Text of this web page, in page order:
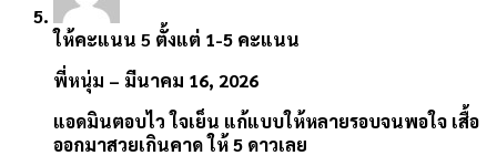
ให้คะแนน 5 ตั้งแต่ 1-5 คะแนน
พี่หนุ่ม – มีนาคม 16, 2026
แอดมินตอบไว ใจเย็น แก้แบบให้หลายรอบจนพอใจ เสื้อ
ออกมาสวยเกินคาด ให้ 5 ดาวเลย